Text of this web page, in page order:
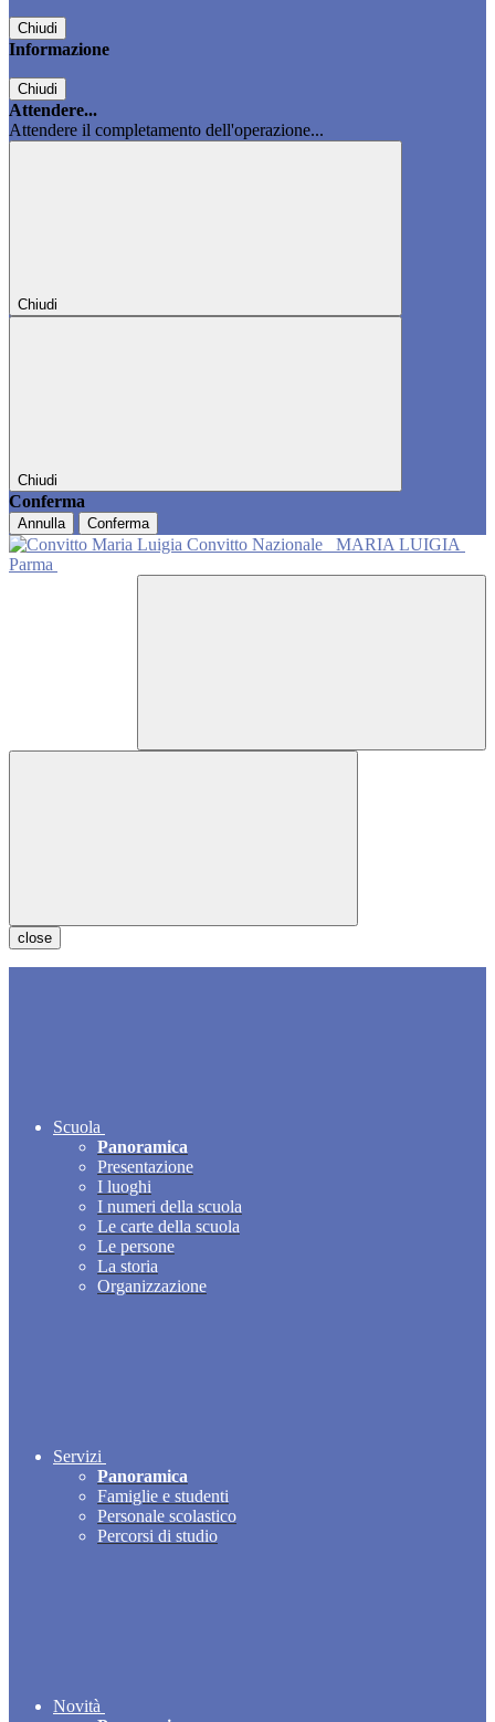
Chiudi
Informazione
Chiudi
Attendere...
Attendere il completamento dell'operazione...
Chiudi
Chiudi
Conferma
Annulla Conferma
Convitto Nazionale
MARIA LUIGIA
Parma
close
Scuola
Panoramica
Presentazione
I luoghi
I numeri della scuola
Le carte della scuola
Le persone
La storia
Organizzazione
Servizi
Panoramica
Famiglie e studenti
Personale scolastico
Percorsi di studio
Novità